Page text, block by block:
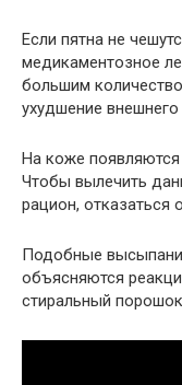
Если пятна не
медикаментозное
большим
ухудшение внешнего
На коже
Чтобы вылечить
рацион, отказаться
Подобные
объясняются
стиральный